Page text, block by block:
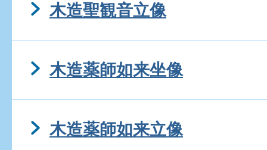
木造聖観音立像
木造薬師如来坐像
木造薬師如来立像